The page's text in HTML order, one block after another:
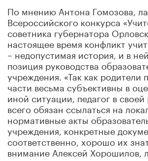
По мнению Антона Гомозова,
Всероссийского конкурса
советника губернатора
настоящее время конфликт
– недопустимая история, и в
позиция руководства
учреждения. «Так как родители
части весьма субъективны в
иной ситуации, педагог в
всего обязан ссылаться на
нормативные акты
учреждения, конкретные
соответственно, хорошо их
внимание Алексей Хорошилов,